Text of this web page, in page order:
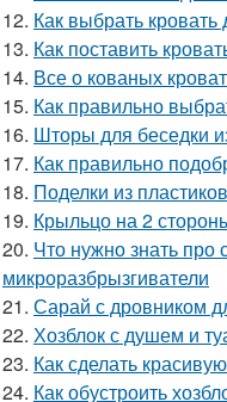
12. Как выбрать
13. Как поставить
14. Все о кованых
15. Как правильно
16. Шторы для беседки
17. Как правильно
18. Поделки из
19. Крыльцо на 2
20. Что нужно знать про
микроразбрызгиватели
21. Сарай с дровником
22. Хозблок с душем и
23. Как сделать
24. Как обустроить